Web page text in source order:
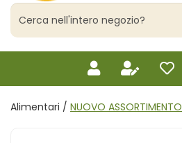
Cerca
Prodotto
Alimentari / NUOVO ASSORTIMENTO